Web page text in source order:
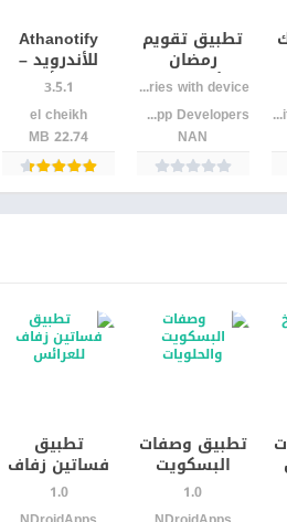
JupiterVerse Studio
تطبيق تقويم
رمضان
للأندرويد –
أوقات الأذان
بدقة وتنبيهات
يومية
Varies with device
MicroApp Developers
NAN
Athanotify
للأندرويد –
معرفة أوقات
الصلاة بدقة
وتنبيهات
يومية
3.5.1
el cheikh
22.74 MB
تطبيق وصفات
البسكويت
والحلويات –
للاندرويد
1.0
تطبيق
فساتين زفاف
للعرائس بدون
نت
1.0